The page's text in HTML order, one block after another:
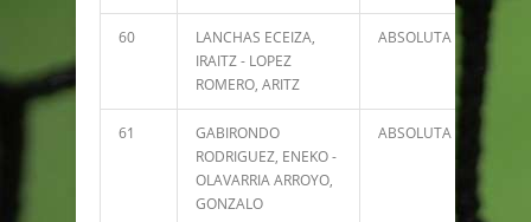
60
LANCHAS ECEIZA,
IRAITZ - LOPEZ
ROMERO, ARITZ
ABSOLUTA
61
GABIRONDO
RODRIGUEZ, ENEKO -
OLAVARRIA ARROYO,
GONZALO
ABSOLUTA